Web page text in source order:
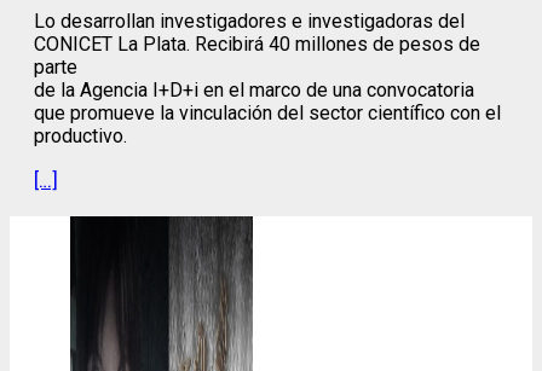
Lo desarrollan investigadores e investigadoras del
CONICET La Plata. Recibirá 40 millones de pesos de
parte
de la Agencia I+D+i en el marco de una convocatoria
que promueve la vinculación del sector científico con el
productivo.
[…]